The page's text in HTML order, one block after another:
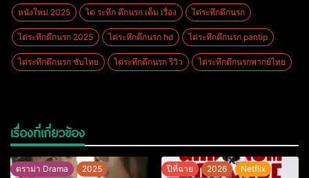
หนังใหม่ 2025 ไต่ ระทึก ตึกนรก เต็ม เรื่อง ไต่ระทึกตึกนรก
ไต่ระทึกตึกนรก 2025 ไต่ระทึกตึกนรก hd ไต่ระทึกตึกนรก pantip
ไต่ระทึกตึกนรก ซับไทย ไต่ระทึกตึกนรก รีวิว ไต่ระทึกตึกนรกพากย์ไทย
เรื่องที่เกี่ยวข้อง
ดราม่า Drama
2025
ปีที่ฉาย 2026
Netflix